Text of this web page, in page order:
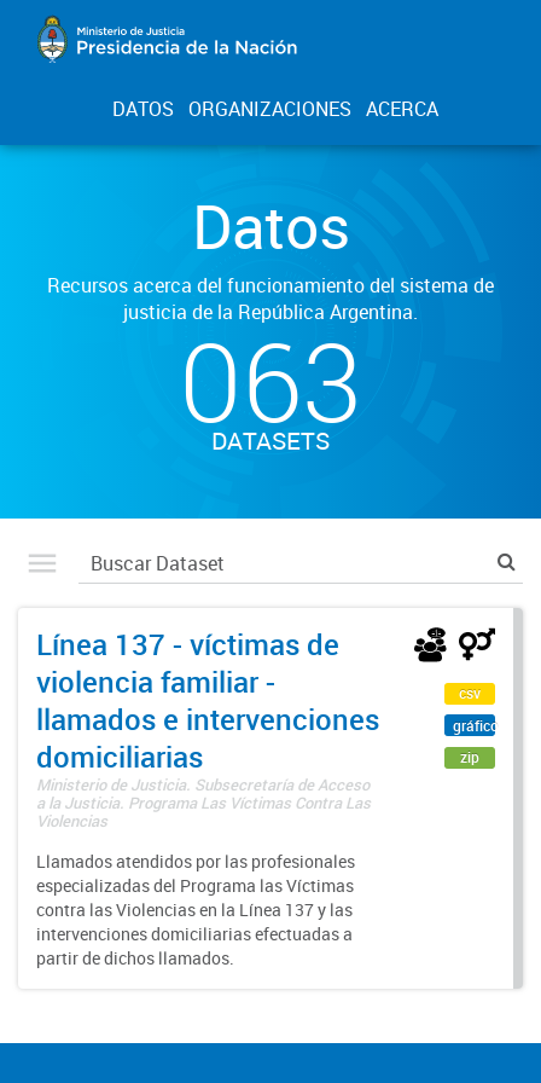
DATOS ORGANIZACIONES ACERCA
Datos
Recursos acerca del funcionamiento del sistema de
justicia de la República Argentina.
063
DATASETS
Línea 137 - víctimas de
violencia familiar -
llamados e intervenciones
domiciliarias
Ministerio de Justicia. Subsecretaría de Acceso
a la Justicia. Programa Las Víctimas Contra Las
Violencias
Llamados atendidos por las profesionales
especializadas del Programa las Víctimas
contra las Violencias en la Línea 137 y las
intervenciones domiciliarias efectuadas a
partir de dichos llamados.
csv
gráfico
zip